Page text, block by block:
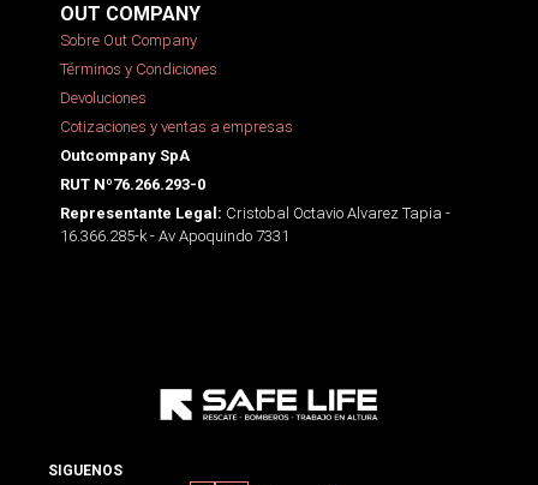
OUT COMPANY
Sobre Out Company
Términos y Condiciones
Devoluciones
Cotizaciones y ventas a empresas
Outcompany SpA
RUT Nº76.266.293-0
Representante Legal: Cristobal Octavio Alvarez Tapia -
16.366.285-k - Av Apoquindo 7331
SIGUENOS